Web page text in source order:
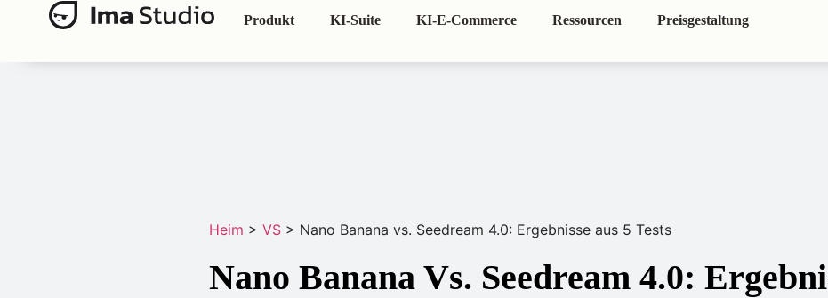
Produkt KI-Suite KI-E-Commerce Ressourcen Preisgestaltung
Heim >VS > Nano Banana vs. Seedream 4.0: Ergebnisse aus 5 Tests
Nano Banana Vs. Seedream 4.0: